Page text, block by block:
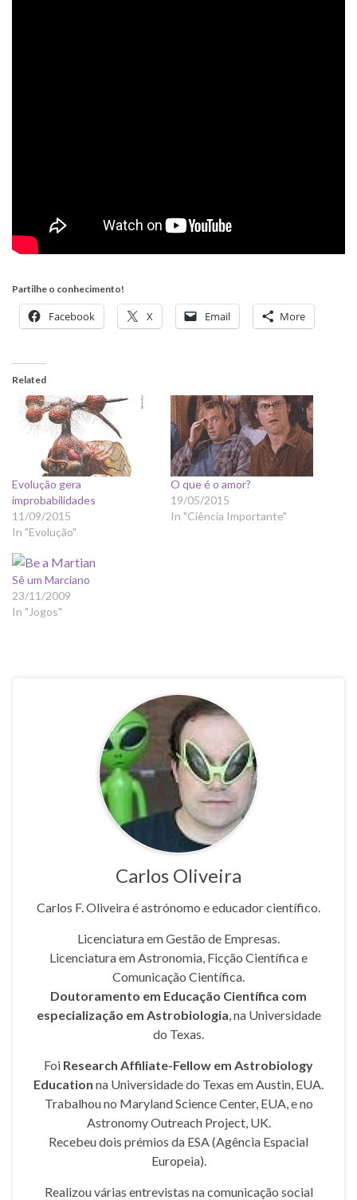
Partilhe o conhecimento!
Facebook X Email More
Related
Evolução gera
improbabilidades
11/09/2015
In "Evolução"
O que é o amor?
19/05/2015
In "Ciência Importante"
Sê um Marciano
23/11/2009
In "Jogos"
Carlos Oliveira
Carlos F. Oliveira é astrónomo e educador científico.
Licenciatura em Gestão de Empresas.
Licenciatura em Astronomia, Ficção Científica e
Comunicação Científica.
Doutoramento em Educação Científica com
especialização em Astrobiologia, na Universidade
do Texas.
Foi Research Affiliate-Fellow em Astrobiology
Education na Universidade do Texas em Austin, EUA.
Trabalhou no Maryland Science Center, EUA, e no
Astronomy Outreach Project, UK.
Recebeu dois prémios da ESA (Agência Espacial
Europeia).
Realizou várias entrevistas na comunicação social